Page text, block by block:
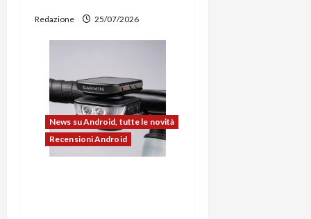
c
o
Redazione 25/07/2026
News su Android, tutte le novità
Recensioni Android